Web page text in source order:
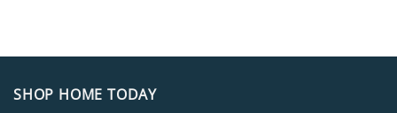
SHOP HOME TODAY